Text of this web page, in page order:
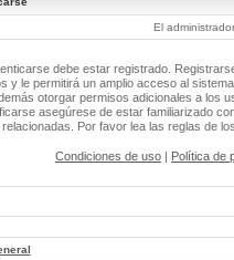
El
debe estar registrado.
y le permitirá un amplio acceso al
otorgar permisos adicionales a los
asegúrese de estar familiarizado
Por favor lea las reglas de
Condiciones de uso | Política de